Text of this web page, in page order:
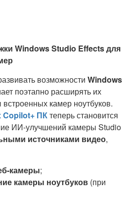
Windows Studio Effects для
возможности Windows
поэтапно расширять их
камер ноутбуков.
ПКтеперь становится
ИИ-улучшений камеры Studio
источниками видео,
камеры;
камеры ноутбуков (при